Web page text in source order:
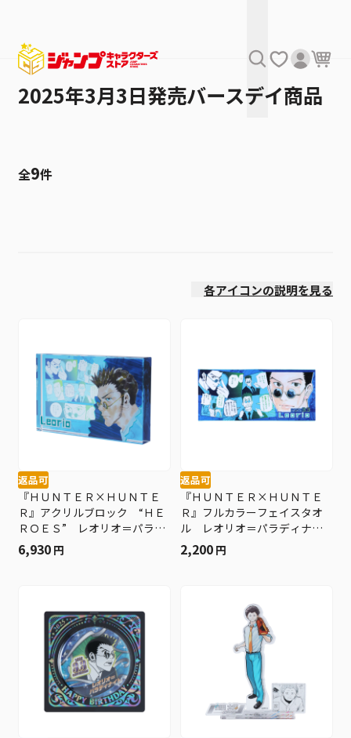
2025年3月3日発売バースデイ商品
全9件
各アイコンの説明を見る
返品可
『ＨＵＮＴＥＲ×ＨＵＮＴＥ
Ｒ』アクリルブロック “ＨＥ
ＲＯＥＳ” レオリオ＝パラデ
ィナイト ＢＥ１
6,930 円
返品可
『ＨＵＮＴＥＲ×ＨＵＮＴＥ
Ｒ』フルカラーフェイスタオ
ル レオリオ＝パラディナイ
ト ＢＥ１
2,200 円